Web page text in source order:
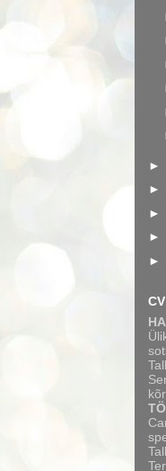
►
►
►
►
►
CV